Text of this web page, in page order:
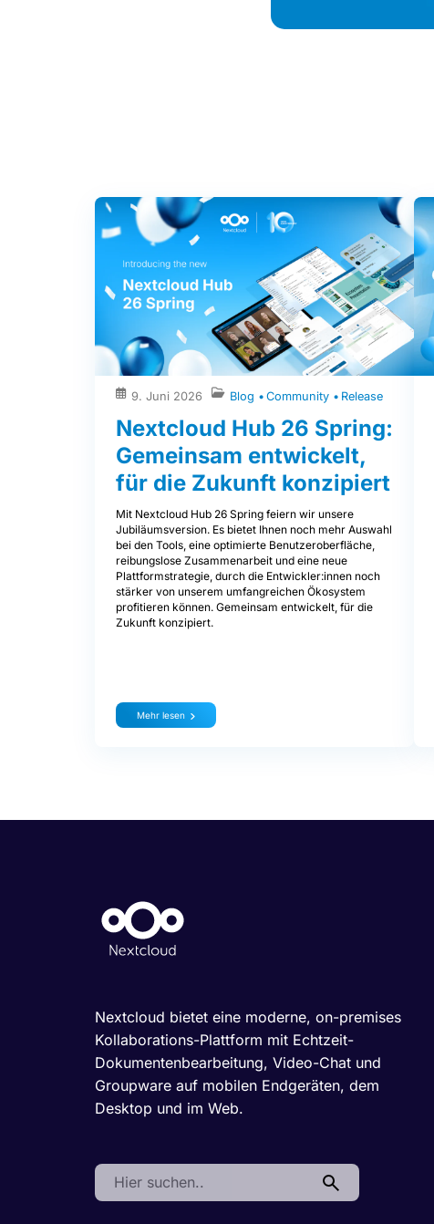
9. Juni 2026 Blog Community Release
Nextcloud Hub 26 Spring:
Gemeinsam entwickelt,
für die Zukunft konzipiert
Mit Nextcloud Hub 26 Spring feiern wir unsere
Jubiläumsversion. Es bietet Ihnen noch mehr Auswahl
bei den Tools, eine optimierte Benutzeroberfläche,
reibungslose Zusammenarbeit und eine neue
Plattformstrategie, durch die Entwickler:innen noch
stärker von unserem umfangreichen Ökosystem
profitieren können. Gemeinsam entwickelt, für die
Zukunft konzipiert.
Mehr lesen
Nextcloud bietet eine moderne, on-premises
Kollaborations-Plattform mit Echtzeit-
Dokumentenbearbeitung, Video-Chat und
Groupware auf mobilen Endgeräten, dem
Desktop und im Web.
Search: